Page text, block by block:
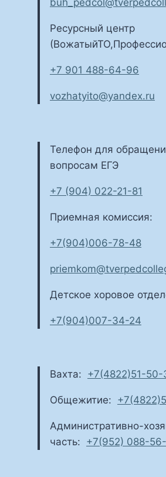
Ресурсный центр
+7 901 488-64-96
vozhatyito@yandex.ru
Телефон для
вопросам ЕГЭ
+7 (904) 022-21-81
Приемная комиссия:
+7(904)006-78-48
Детское хоровое
+7(904)007-34-24
Вахта: +7(4822)51-50-
Общежитие:
Административно-
часть: +7(952) 088-